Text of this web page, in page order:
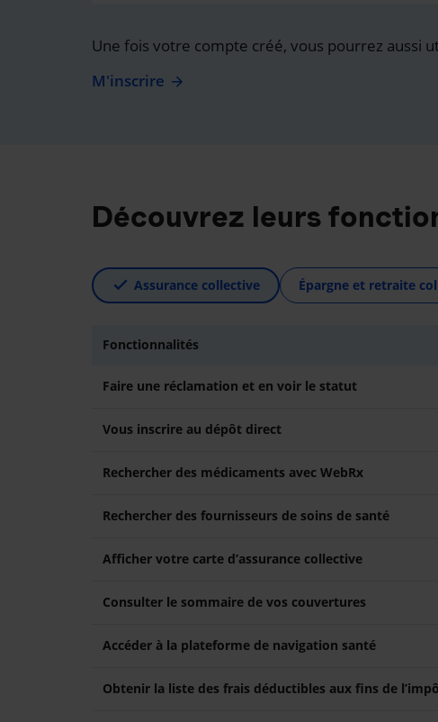
Une fois votre compte créé, vous pourrez aussi
M'inscrire
Découvrez leurs
Assurance collective Épargne et retraite
Fonctionnalités
Faire une réclamation et en voir le statut
Vous inscrire au dépôt direct
Rechercher des médicaments avec WebRx
Rechercher des fournisseurs de soins de santé
Afficher votre carte d’assurance collective
Consulter le sommaire de vos couvertures
Accéder à la plateforme de navigation santé
Obtenir la liste des frais déductibles aux fins de